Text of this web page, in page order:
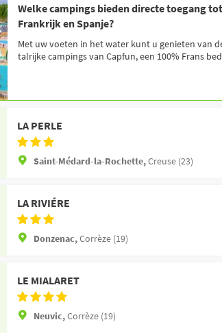
Welke campings bieden directe toegang
Frankrijk en Spanje?
Met uw voeten in het water kunt u genieten van
talrijke campings van Capfun, een 100% Frans
LA PERLE
Saint-Médard-la-Rochette,Creuse (23)
LA RIVIÉRE
Donzenac,Corrèze (19)
LE MIALARET
Neuvic,Corrèze (19)